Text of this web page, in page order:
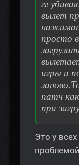
гг
вылет
просто
игры и
патч
при
Это у